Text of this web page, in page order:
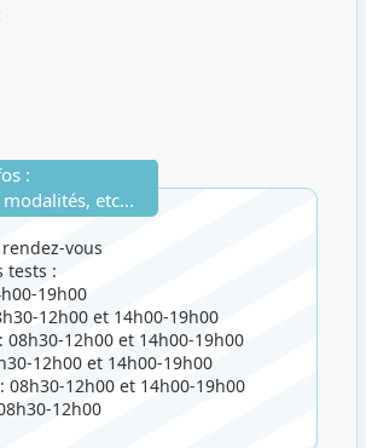
:
etc...
vous
tests :
19h00
12h00 et 14h00-19h00
: 08h30-12h00 et 14h00-19h00
12h00 et 14h00-19h00
: 08h30-12h00 et 14h00-19h00
12h00